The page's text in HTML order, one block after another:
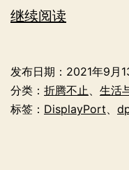
继续阅读
器
连
发布日期： 2021年9月
分类： 折腾不止
生活
标签： DisplayPort